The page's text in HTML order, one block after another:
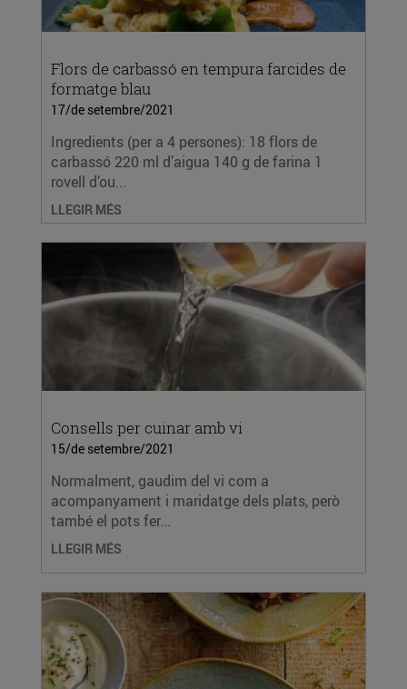
Flors de carbassó en tempura farcides de
formatge blau
17/de setembre/2021
Ingredients (per a 4 persones): 18 flors de
carbassó 220 ml d’aigua 140 g de farina 1
rovell d’ou...
LLEGIR MÉS
Consells per cuinar amb vi
15/de setembre/2021
Normalment, gaudim del vi com a
acompanyament i maridatge dels plats, però
també el pots fer...
LLEGIR MÉS